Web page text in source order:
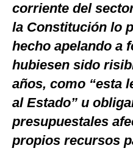
G de Gestión
Notas Contratadas
Podcast
Gestión TV
Videos
corriente del
la Constitución lo
hecho apelando a
hubiesen sido
años, como “esta
al Estado” u
presupuestales
propios recursos